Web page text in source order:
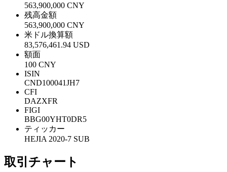
563,900,000 CNY
残高金額
563,900,000 CNY
米ドル換算額
83,576,461.94 USD
額面
100 CNY
ISIN
CND100041JH7
CFI
DAZXFR
FIGI
BBG00YHT0DR5
ティッカー
HEJIA 2020-7 SUB
取引チャート